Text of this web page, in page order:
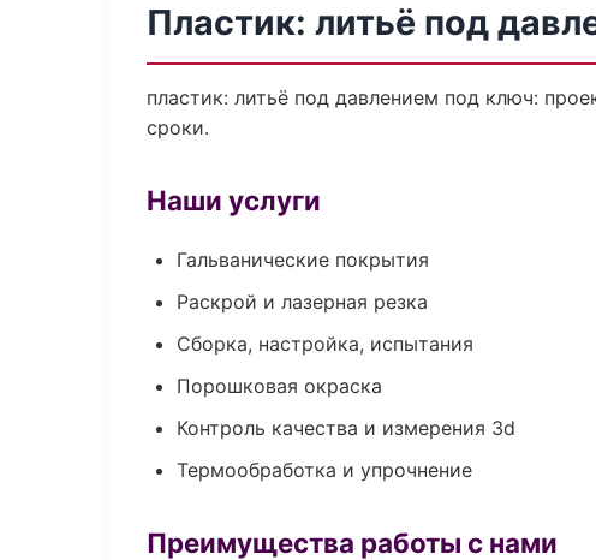
Пластик: литьё под
пластик: литьё под давлением под ключ:
сроки.
Наши услуги
Гальванические покрытия
Раскрой и лазерная резка
Сборка, настройка, испытания
Порошковая окраска
Контроль качества и измерения 3d
Термообработка и упрочнение
Преимущества работы с нами